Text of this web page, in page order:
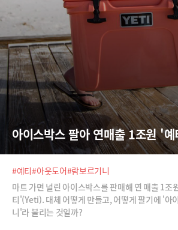
아이스박스 팔아 연매출 1조원 '
#예티#아웃도어#람보르기니
마트 가면 널린 아이스박스를 판매해 연 매출 1조
티'(Yeti). 대체 어떻게 만들고, 어떻게 팔기에 '아
니'라 불리는 것일까?